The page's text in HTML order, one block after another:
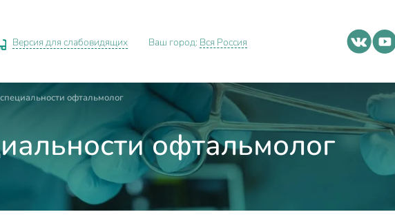
Версия для слабовидящих Ваш город: Вся Россия
офтальмолог
офтальмолог